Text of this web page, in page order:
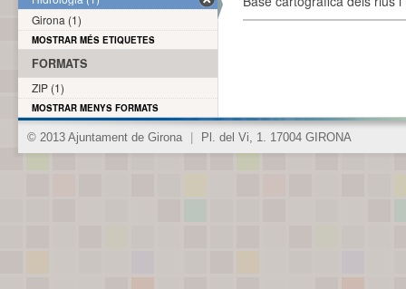
Girona (1)
MOSTRAR MÉS ETIQUETES
FORMATS
ZIP (1)
MOSTRAR MENYS FORMATS
© 2013 Ajuntament de Girona Pl. del Vi, 1. 17004 GIRONA